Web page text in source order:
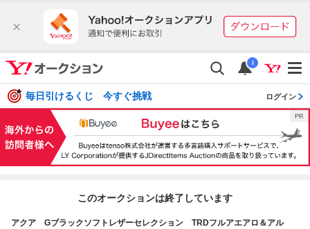
i
毎日引けるくじ 今すぐ挑戦 ログイン
このオークションは終了しています
アクア Gブラックソフトレザーセレクション TRDフルアエアロ＆アル